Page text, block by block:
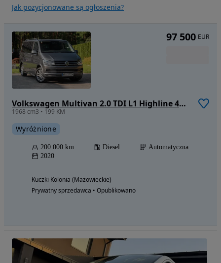
Jak pozycjonowane są ogłoszenia?
Volkswagen Multivan 2.0 TDI L1 Highline 4Motion DSG
1968 cm3 • 199 KM
Wyróżnione
200 000 km Diesel
Automatyczna
2020
Kuczki Kolonia (Mazowieckie)
Prywatny sprzedawca • Opublikowano
97 500 EUR